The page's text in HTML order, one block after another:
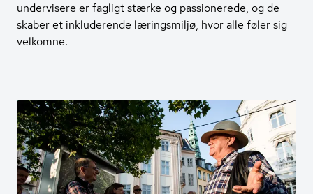
undervisere er fagligt stærke og passionerede, og de
skaber et inkluderende læringsmiljø, hvor alle føler sig
velkomne.